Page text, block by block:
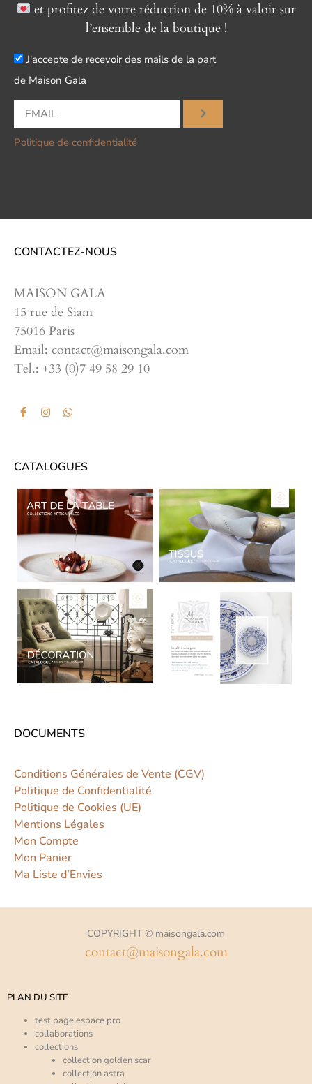
et profitez de votre réduction de 10% à valoir sur
l’ensemble de la boutique !
J'accepte de recevoir des mails de la part
de Maison Gala
Politique de confidentialité
CONTACTEZ-NOUS
MAISON GALA
15 rue de Siam
75016 Paris
Email: contact@maisongala.com
Tel.: +33 (0)7 49 58 29 10
CATALOGUES
DOCUMENTS
Conditions Générales de Vente (CGV)
Politique de Confidentialité
Politique de Cookies (UE)
Mentions Légales
Mon Compte
Mon Panier
Ma Liste d’Envies
COPYRIGHT © maisongala.com
contact@maisongala.com
PLAN DU SITE
test page espace pro
collaborations
collections
collection golden scar
collection astra